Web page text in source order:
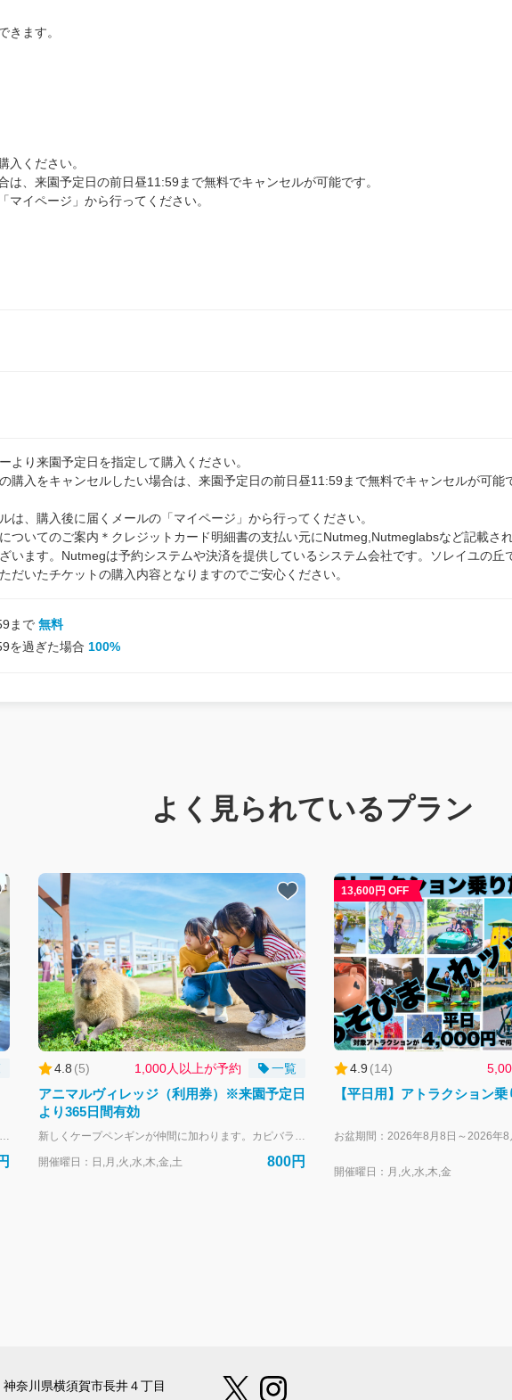
ます。
入ください。
、来園予定日の前日昼11:59まで無料でキャンセルが可能です。
イページ」から行ってください。
より来園予定日を指定して購入ください。
購入をキャンセルしたい場合は、来園予定日の前日昼11:59まで無料でキャンセルが可能
は、購入後に届くメールの「マイページ」から行ってください。
ついてのご案内＊クレジットカード明細書の支払い元にNutmeg,Nutmeglabsなど記載さ
います。Nutmegは予約システムや決済を提供しているシステム会社です。ソレイユの丘
だいたチケットの購入内容となりますのでご安心ください。
まで 無料
を過ぎた場合 100%
よく見られているプラン
眺めの良い温浴施設です。広く開放的な露天風呂では広大な相模湾を一望することができ、晴れた日には富士山も眺められます。自然の空気を感じながら、リラックスすることができます。園内を楽しんだ後に、ゆっくりと汗を流すことができます。 【本チケットの有効範囲】 本チケット事前購入は、利用券を事前にご購入いただいた形となり、当日すぐにご利用いただけることを保証する内容ではございません。 当日の混雑状況によっては、お待ちいただく場合がございますので、ご了承ください。 【営業時間】 14:30～20:30（最終入館20：00） ※25年10月1日より月曜日・火曜日は定休日となります。 ※祝日の場合は営業いたします。 【購入に関して】 カレンダーより来園予定日を指定して購入ください。 来園予定日当日に利用できなかった場合でも、来園予定日から365日後までチケットは有効です。 チケットの購入をキャンセルしたい場合は、来園予定日の前日23:59まで無料でキャンセルが可能です。 キャンセルは、購入後に届くメールの「マイページ」から行ってください。
4.8 (5) 1,000人以上が予約 一覧
アニマルヴィレッジ（利用券）※来園予定日
より365日間有効
新しくケープペンギンが仲間に加わります。カピバラ、カンガルー、アルパカ、ポニー、犬やウサギなど、アニマルヴィレッジでたくさんの動物たちとの出会いをお楽しみください。ふれあいコーナーやバードショーもあります。 タイムスケジュールはこちら https://soleil-park.jp/wp-content/uploads/2025/01/f4ed94d46d10745f857865ecfa2eb692.png 【本チケットの有効範囲】 本チケット事前購入は、利用券を事前にご購入いただいた形となり、 当日の混雑状況によっては、お待ちいただく場合がございますので、ご了承ください。 【営業時間】 ■7月20日～8月31日 毎日 10：00～17：00 ■3～11月 平日 10:00～16:00 土日祝 10:00～17:00 ■12～2月 10:00～16:00 【購入に関して】 カレンダーより来園予定日を指定して購入ください。 来園予定日当日に利用できなかった場合でも、来園予定日から365日後までチケットは有効です。 チケットの購入をキャンセルしたい場合は、来園予定日の前日23:59まで無料でキャンセルが可能です。 キャンセルは、購入後に届くメールの「マイページ」から行ってください。
開催曜日：日,月,火,水,木,金,土 800円
13,600円 OFF
4.9 (14)
【平日用】アトラクション
開催曜日：月,火,水,木,金
奈川県横須賀市長井４丁目